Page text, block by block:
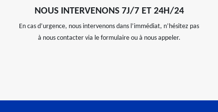
NOUS INTERVENONS 7J/7 ET 24H/24
En cas d’urgence, nous intervenons dans l’immédiat, n’hésitez pas
à nous contacter via le formulaire ou à nous appeler.